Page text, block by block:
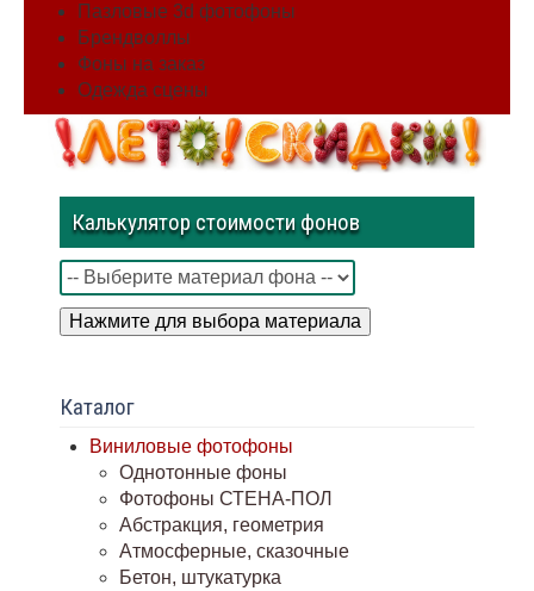
Пазловые 3d фотофоны
Брендволлы
Фоны на заказ
Одежда сцены
Калькулятор стоимости фонов
Нажмите для выбора материала
Каталог
Виниловые фотофоны
Однотонные фоны
Фотофоны СТЕНА-ПОЛ
Абстракция, геометрия
Атмосферные, сказочные
Бетон, штукатурка